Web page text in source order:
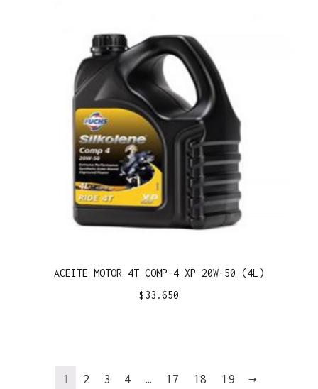
ACEITE MOTOR 4T COMP-4 XP 20W-50 (4L)
$33.650
1 2 3 4 … 17 18 19 →